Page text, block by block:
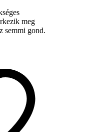
meg
semmi gond.